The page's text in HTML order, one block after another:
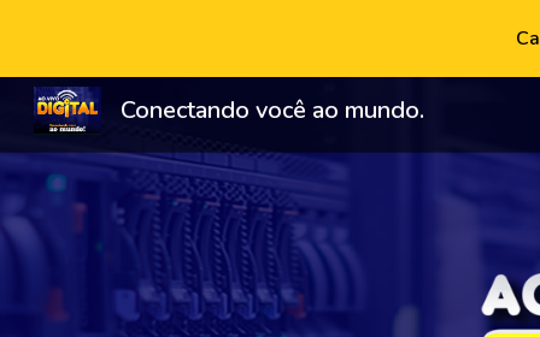
Conectando você ao mundo.